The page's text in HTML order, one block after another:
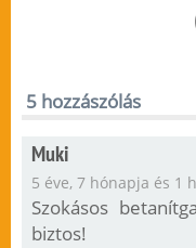
5 hozzászólás
Muki
5 éve, 7 hónapja és 1
Szokásos
biztos!